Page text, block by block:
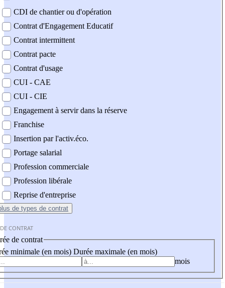
CDI de chantier ou d'opération
Contrat d'Engagement Educatif
Contrat intermittent
Contrat pacte
Contrat d'usage
CUI - CAE
CUI - CIE
Engagement à servir dans la réserve
Franchise
Insertion par l'activ.éco.
Portage salarial
Profession commerciale
Profession libérale
Reprise d'entreprise
de types de contrat
CONTRAT
de contrat
minimale (en mois) Durée maximale (en mois)
mois